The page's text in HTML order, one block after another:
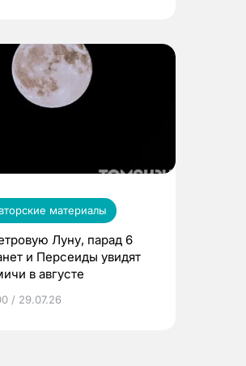
материалы
Луну, парад 6
и Персеиды увидят
в августе
/ 29.07.26